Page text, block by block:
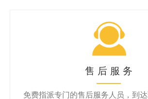
售 后 服 务
免费指派专门的售后服务人员，到